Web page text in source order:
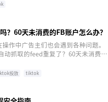
60天未消费的FB账户怎么办？
作中广告主们也会遇到各种问题。
抓取的feed重复了？60天未消费的
投放
tiktok